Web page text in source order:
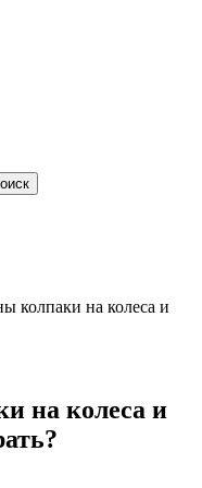
колпаки на колеса и
на колеса и